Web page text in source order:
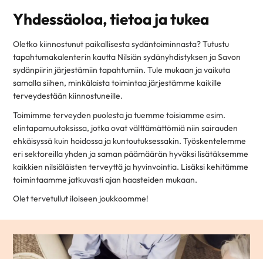
Yhdessäoloa, tietoa ja tukea
Oletko kiinnostunut paikallisesta sydäntoiminnasta? Tutustu
tapahtumakalenterin kautta Nilsiän sydänyhdistyksen ja Savon
sydänpiirin järjestämiin tapahtumiin. Tule mukaan ja vaikuta
samalla siihen, minkälaista toimintaa järjestämme kaikille
terveydestään kiinnostuneille.
Toimimme terveyden puolesta ja tuemme toisiamme esim.
elintapamuutoksissa, jotka ovat välttämättömiä niin sairauden
ehkäisyssä kuin hoidossa ja kuntoutuksessakin. Työskentelemme
eri sektoreilla yhden ja saman päämäärän hyväksi lisätäksemme
kaikkien nilsiäläisten terveyttä ja hyvinvointia. Lisäksi kehitämme
toimintaamme jatkuvasti ajan haasteiden mukaan.
Olet tervetullut iloiseen joukkoomme!